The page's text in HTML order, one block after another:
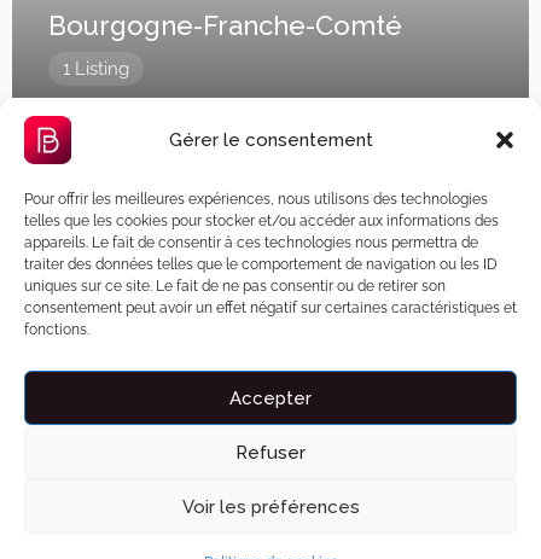
Gérer le consentement
Pour offrir les meilleures expériences, nous utilisons des technologies
telles que les cookies pour stocker et/ou accéder aux informations des
appareils. Le fait de consentir à ces technologies nous permettra de
traiter des données telles que le comportement de navigation ou les ID
uniques sur ce site. Le fait de ne pas consentir ou de retirer son
consentement peut avoir un effet négatif sur certaines caractéristiques et
fonctions.
Accepter
Refuser
Voir les préférences
Bourgogne-Franche-Comté
1 Listing
Hauts-de-France
10 Listings